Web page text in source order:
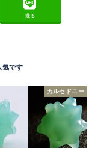
送る
カルセドニー